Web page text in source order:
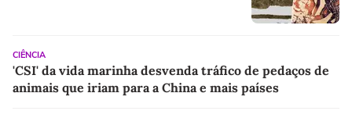
CIÊNCIA
'CSI' da vida marinha desvenda tráfico de pedaços de
animais que iriam para a China e mais países